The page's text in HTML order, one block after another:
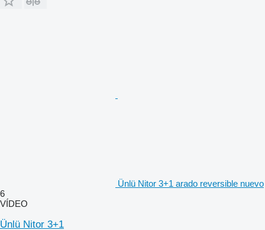
Ünlü Nitor 3+1 arado reversible nuevo
6
VÍDEO
Ünlü Nitor 3+1